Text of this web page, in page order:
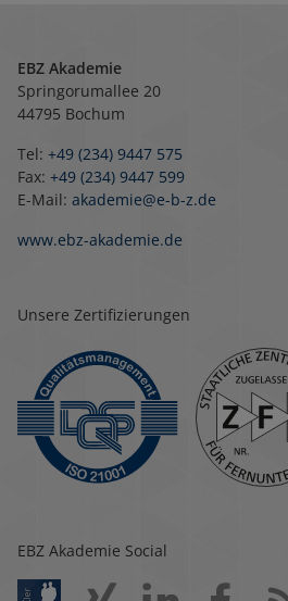
EBZ Akademie
Springorumallee 20
44795 Bochum
Tel: +49 (234) 9447 575
Fax: +49 (234) 9447 599
E-Mail: akademie@e-b-z.de
www.ebz-akademie.de
Unsere Zertifizierungen
EBZ Akademie Social